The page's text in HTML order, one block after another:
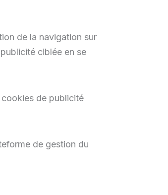
de la navigation sur
ciblée en se
de publicité
de gestion du